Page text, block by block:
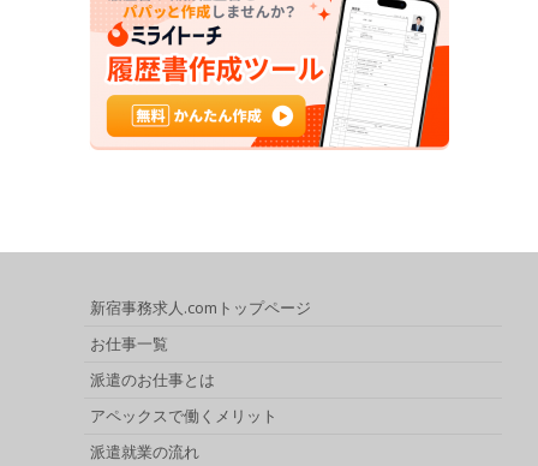
新宿事務求人.comトップページ
お仕事一覧
派遣のお仕事とは
アペックスで働くメリット
派遣就業の流れ